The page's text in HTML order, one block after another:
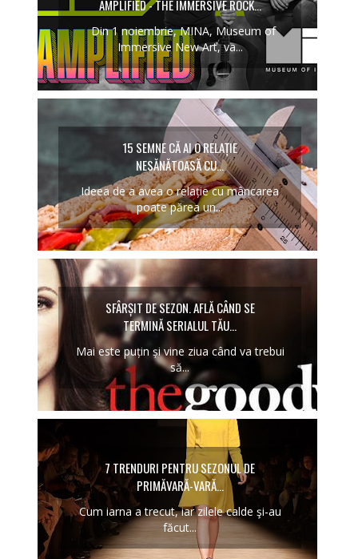
AMPLIFIED - THE IMMERSIVE ROCK...
Din 1 noiembrie, MINA, Museum of
Immersive New Art, va...
15 SEMNE CĂ AI O RELAȚIE
NESĂNĂTOASĂ CU...
Ideea de a avea o relație cu mâncarea
poate părea un...
SFÂRȘIT DE SEZON. AFLĂ CÂND SE
TERMINĂ SERIALUL TĂU...
Mai este puțin și vine ziua când va trebui
să...
7 TRENDURI PENTRU SEZONUL DE
PRIMĂVARĂ-VARĂ...
Cum iarna a trecut, iar zilele calde şi-au
făcut...